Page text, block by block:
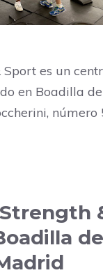
Sport es un
en Boadilla
número